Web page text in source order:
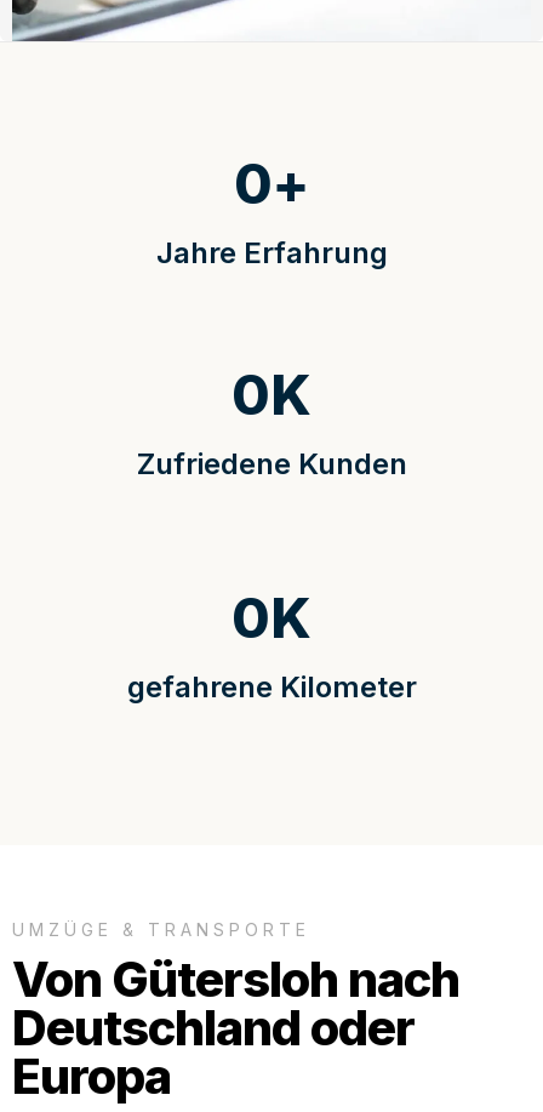
Jahre Erfahrung
0+
Zufriedene Kunden
0K
gefahrene Kilometer
0K
UMZÜGE & TRANSPORTE
Von Gütersloh nach
Deutschland oder
Europa